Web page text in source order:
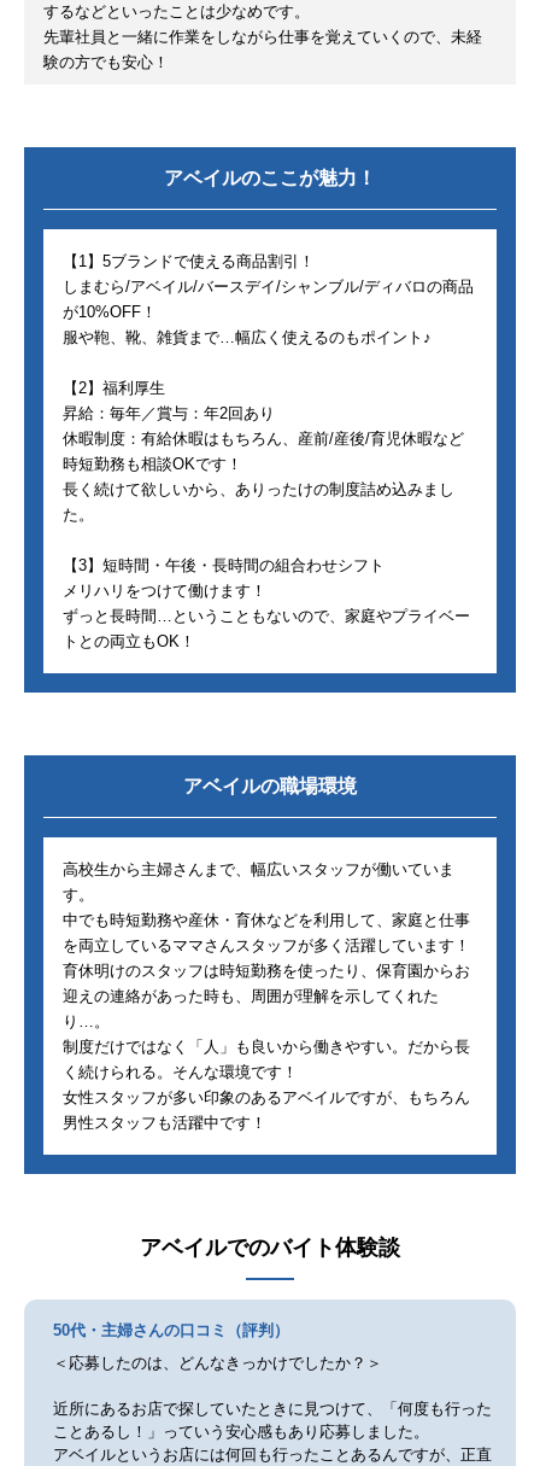
するなどといったことは少なめです。
先輩社員と一緒に作業をしながら仕事を覚えていくので、未経
験の方でも安心！
アベイルのここが魅力！
【1】5ブランドで使える商品割引！
しまむら/アベイル/バースデイ/シャンブル/ディバロの商品
が10%OFF！
服や鞄、靴、雑貨まで…幅広く使えるのもポイント♪
【2】福利厚生
昇給：毎年／賞与：年2回あり
休暇制度：有給休暇はもちろん、産前/産後/育児休暇など
時短勤務も相談OKです！
長く続けて欲しいから、ありったけの制度詰め込みまし
た。
【3】短時間・午後・長時間の組合わせシフト
メリハリをつけて働けます！
ずっと長時間…ということもないので、家庭やプライベー
トとの両立もOK！
アベイルの職場環境
高校生から主婦さんまで、幅広いスタッフが働いていま
す。
中でも時短勤務や産休・育休などを利用して、家庭と仕事
を両立しているママさんスタッフが多く活躍しています！
育休明けのスタッフは時短勤務を使ったり、保育園からお
迎えの連絡があった時も、周囲が理解を示してくれた
り…。
制度だけではなく「人」も良いから働きやすい。だから長
く続けられる。そんな環境です！
女性スタッフが多い印象のあるアベイルですが、もちろん
男性スタッフも活躍中です！
アベイルでのバイト体験談
50代・主婦さんの口コミ（評判）
＜応募したのは、どんなきっかけでしたか？＞
近所にあるお店で探していたときに見つけて、「何度も行った
ことあるし！」っていう安心感もあり応募しました。
アベイルというお店には何回も行ったことあるんですが、正直